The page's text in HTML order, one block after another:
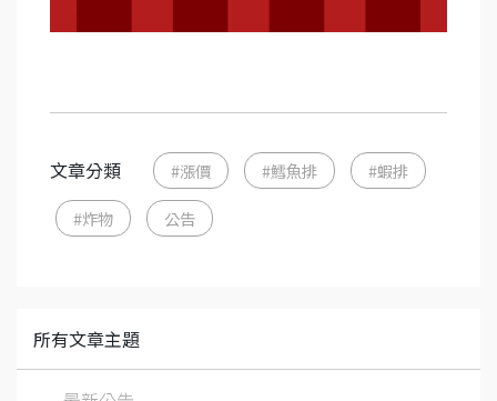
文章分類 #漲價 #鱈魚排 #蝦排
#炸物 公告
所有文章主題